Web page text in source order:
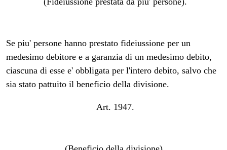
Se piu' persone hanno prestato fideiussione per un
medesimo debitore e a garanzia di un medesimo debito,
ciascuna di esse e' obbligata per l'intero debito, salvo che
sia stato pattuito il beneficio della divisione.
Art. 1947.